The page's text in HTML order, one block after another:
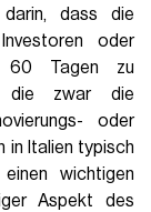
darin, dass die
oder
60 Tagen zu
die zwar die
oder
in Italien typisch
wichtigen
Aspekt des